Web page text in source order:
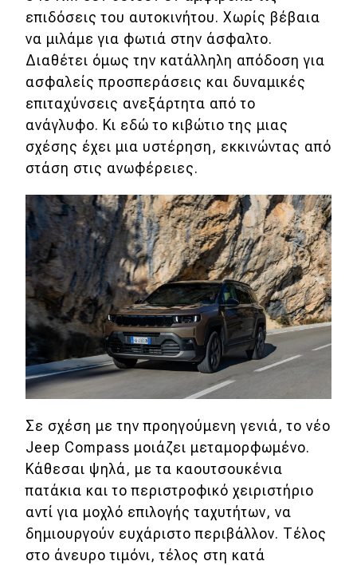
επιδόσεις του αυτοκινήτου. Χωρίς βέβαια
να μιλάμε για φωτιά στην άσφαλτο.
Διαθέτει όμως την κατάλληλη απόδοση για
ασφαλείς προσπεράσεις και δυναμικές
επιταχύνσεις ανεξάρτητα από το
ανάγλυφο. Κι εδώ το κιβώτιο της μιας
σχέσης έχει μια υστέρηση, εκκινώντας από
στάση στις ανωφέρειες.
Σε σχέση με την προηγούμενη γενιά, το νέο
Jeep Compass μοιάζει μεταμορφωμένο.
Κάθεσαι ψηλά, με τα καουτσουκένια
πατάκια και το περιστροφικό χειριστήριο
αντί για μοχλό επιλογής ταχυτήτων, να
δημιουργούν ευχάριστο περιβάλλον. Τέλος
στο άνευρο τιμόνι, τέλος στη κατά